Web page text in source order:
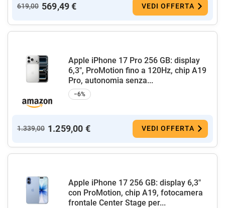
619,00 569,49 € VEDI OFFERTA
Apple iPhone 17 Pro 256 GB: display
6,3", ProMotion fino a 120Hz, chip A19
Pro, autonomia senza...
−6%
1.339,00 1.259,00 € VEDI OFFERTA
Apple iPhone 17 256 GB: display 6,3"
con ProMotion, chip A19, fotocamera
frontale Center Stage per...